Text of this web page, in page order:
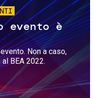
evento è
Non a caso,
BEA 2022.